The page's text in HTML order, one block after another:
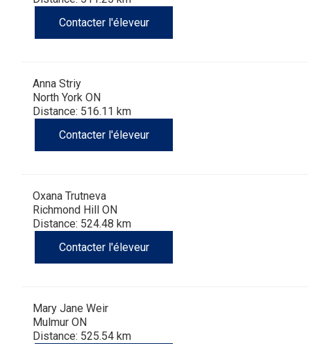
Sin
Pelo
Del
lisse
poil
dur
Weimar
Tibet
Laika
lakoutie
Contacter l'éleveur
Anna Striy
North York ON
Distance: 516.11 km
Contacter l'éleveur
Oxana Trutneva
Richmond Hill ON
Distance: 524.48 km
Contacter l'éleveur
Mary Jane Weir
Mulmur ON
Distance: 525.54 km